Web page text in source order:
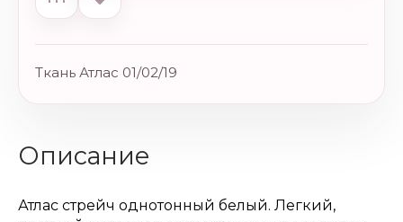
Ткань Атлас 01/02/19
Описание
Атлас стрейч однотонный белый. Легкий,